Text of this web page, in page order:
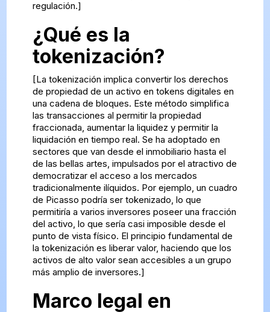
regulación.]
¿Qué es la
tokenización?
[La tokenización implica convertir los derechos
de propiedad de un activo en tokens digitales en
una cadena de bloques. Este método simplifica
las transacciones al permitir la propiedad
fraccionada, aumentar la liquidez y permitir la
liquidación en tiempo real. Se ha adoptado en
sectores que van desde el inmobiliario hasta el
de las bellas artes, impulsados por el atractivo de
democratizar el acceso a los mercados
tradicionalmente ilíquidos. Por ejemplo, un cuadro
de Picasso podría ser tokenizado, lo que
permitiría a varios inversores poseer una fracción
del activo, lo que sería casi imposible desde el
punto de vista físico. El principio fundamental de
la tokenización es liberar valor, haciendo que los
activos de alto valor sean accesibles a un grupo
más amplio de inversores.]
Marco legal en